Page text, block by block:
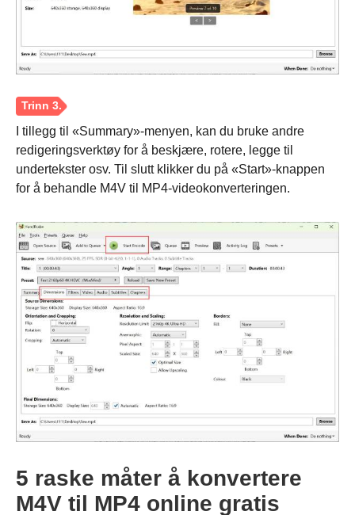
Trinn 1.
I tillegg til «Summary»-menyen, kan du bruke andre
redigeringsverktøy for å beskjære, rotere, legge til
undertekster osv. Til slutt klikker du på «Start»-knappen
for å behandle M4V til MP4-videokonverteringen.
5 raske måter å konvertere
M4V til MP4 online gratis